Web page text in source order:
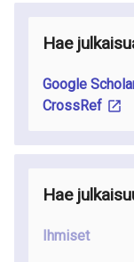
Hae
Google
CrossRef
Hae
Ihmiset